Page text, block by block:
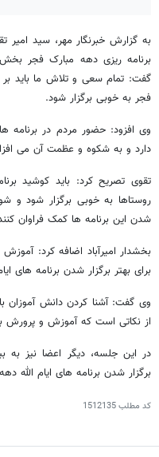
به گزارش خبرنگار مهر، سید
برنامه ریزی دهه مبارک فجر
گفت: تمام سعی و تلاش ما باید بر
فجر به خوبی برگزار شود.
وی افزود: حضور مردم در برنامه
دارد و به شکوه و عظمت آن می
تقوی تصریح کرد: باید کوشید
روستاها به خوبی برگزار شود و
شدن این برنامه ها کمک فراوان
بخشدار امیرآباد اضافه کرد:
برای بهتر برگزار شدن برنامه های
وی گفت: آشنا کردن دانش آموزان
از نکاتی است که آموزش و پرورش
در این جلسه، دیگر اعضا نیز به
برگزار شدن برنامه های ایام الله
کد مطلب1512135